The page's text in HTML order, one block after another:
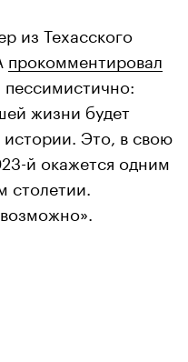
из Техасского
прокомментировал
пессимистично:
жизни будет
Это, в свою
й окажется одним
столетии.